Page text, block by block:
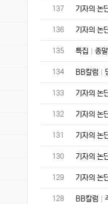
번호
137 기자의 논
번호
136 기자의 논
번호
135 특집 종
번호
134 BB칼럼
번호
133 기자의 논
번호
132 기자의 논
번호
131 기자의 논
번호
130 기자의 논
번호
129 기자의 논
번호
128 BB칼럼